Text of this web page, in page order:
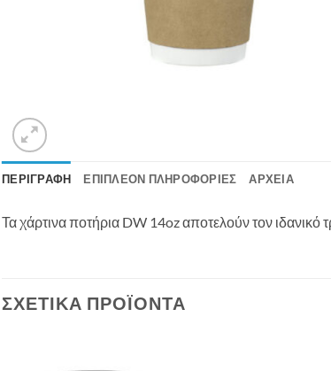
ΠΕΡΙΓΡΑΦΉ ΕΠΙΠΛΈΟΝ ΠΛΗΡΟΦΟΡΊΕΣ ΑΡΧΕΊΑ
Τα χάρτινα ποτήρια DW 14oz αποτελούν τον
ΣΧΕΤΙΚΆ ΠΡΟΪΌΝΤΑ